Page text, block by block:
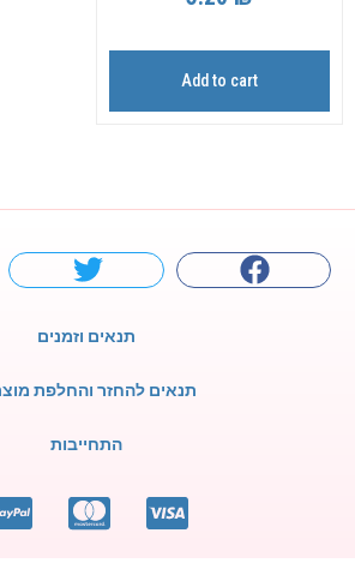
Add to cart
תנאים וזמנים
תנאים להחזר והחלפת
התחייבות